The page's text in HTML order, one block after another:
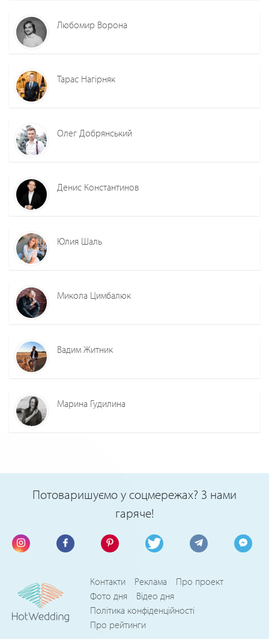
Любомир Ворона
Тарас Нагірняк
Олег Добрянський
Денис Константинов
Юлия Шаль
Микола Цимбалюк
Вадим Житник
Марина Гудилина
Потоваришуємо у соцмережах? З нами
гаряче!
Контакти Реклама
Про проект
Фото дня
Відео дня
Політика конфіденційності
Про рейтинги